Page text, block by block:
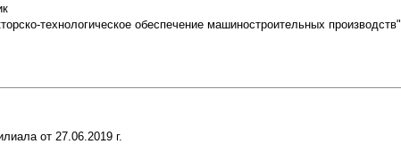
технологическое обеспечение машиностроительных производств"
от 27.06.2019 г.